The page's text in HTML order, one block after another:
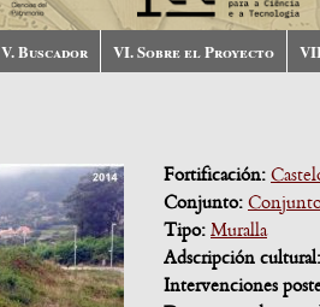
V. Buscador VI. Sobre el Proyecto
Fortificación:
Conjunto:
Tipo: Muralla
Adscripción cultural:
Intervenciones